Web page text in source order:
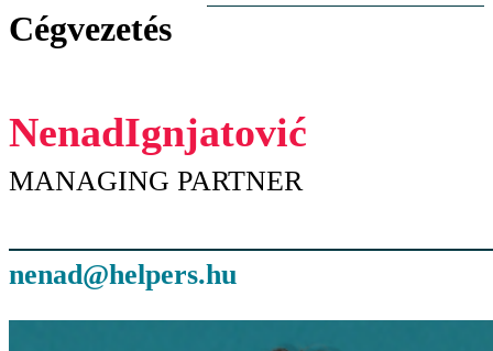
Cégvezetés
NenadIgnjatović
MANAGING PARTNER
nenad@helpers.hu